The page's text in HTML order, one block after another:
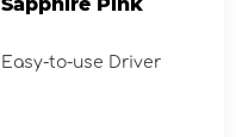
Easy-to-use Driver